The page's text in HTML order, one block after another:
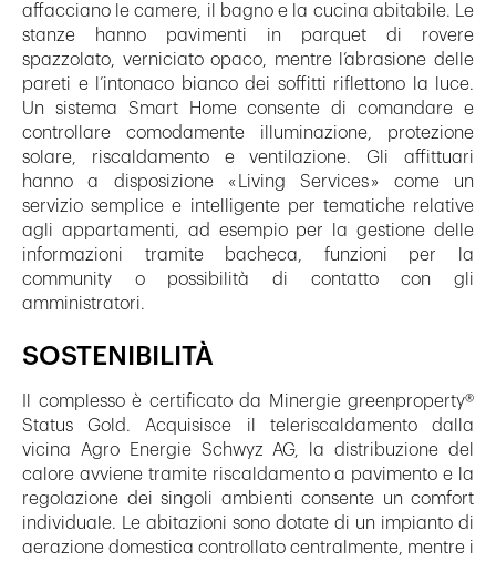
affacciano le camere, il bagno e la cucina abitabile. Le
stanze hanno pavimenti in parquet di rovere
spazzolato, verniciato opaco, mentre l’abrasione delle
pareti e l’intonaco bianco dei soffitti riflettono la luce.
Un sistema Smart Home consente di comandare e
controllare comodamente illuminazione, protezione
solare, riscaldamento e ventilazione. Gli affittuari
hanno a disposizione « Living Services » come un
servizio semplice e intelligente per tematiche relative
agli appartamenti, ad esempio per la gestione delle
informazioni tramite bacheca, funzioni per la
community o possibilità di contatto con gli
amministratori.
SOSTENIBILITÀ
Il complesso è certificato da Minergie greenproperty®
Status Gold. Acquisisce il teleriscaldamento dalla
vicina Agro Energie Schwyz AG, la distribuzione del
calore avviene tramite riscaldamento a pavimento e la
regolazione dei singoli ambienti consente un comfort
individuale. Le abitazioni sono dotate di un impianto di
aerazione domestica controllato centralmente, mentre i